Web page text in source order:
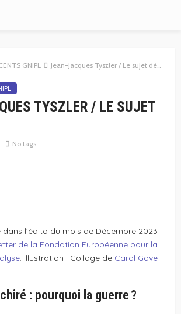
GNIPL Jean-Jacques Tyszler / Le sujet déchiré
TYSZLER / LE SUJET
No tags
dans l’édito du mois de Décembre 2023
de la Fondation Européenne pour la
. Illustration : Collage de Carol Gove
: pourquoi la guerre ?